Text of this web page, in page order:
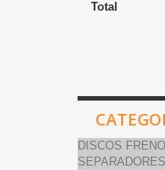
Total
DISCOS FRENO